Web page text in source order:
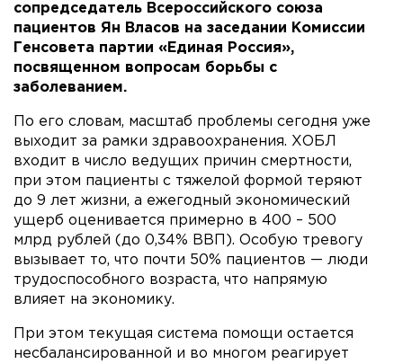
сопредседатель Всероссийского союза
пациентов Ян Власов на заседании Комиссии
Генсовета партии «Единая Россия»,
посвященном вопросам борьбы с
заболеванием.
По его словам, масштаб проблемы сегодня уже
выходит за рамки здравоохранения. ХОБЛ
входит в число ведущих причин смертности,
при этом пациенты с тяжелой формой теряют
до 9 лет жизни, а ежегодный экономический
ущерб оценивается примерно в 400 – 500
млрд рублей (до 0,34% ВВП). Особую тревогу
вызывает то, что почти 50% пациентов — люди
трудоспособного возраста, что напрямую
влияет на экономику.
При этом текущая система помощи остается
несбалансированной и во многом реагирует